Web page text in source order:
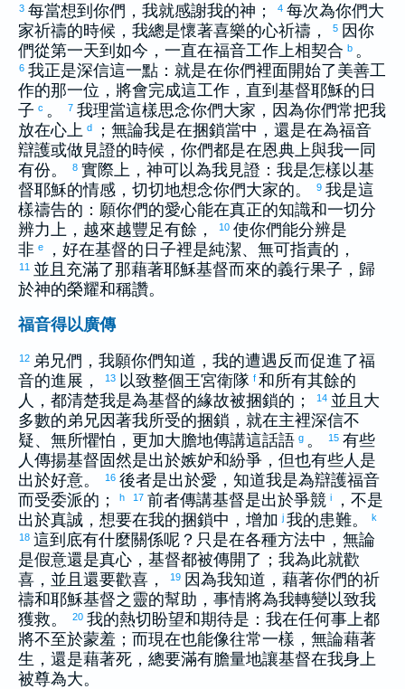
3 每當想到你們，我就感謝我的神； 4 每次為你們大
家祈禱的時候，我總是懷著喜樂的心祈禱，
5 因你
們從第一天到如今，一直在福音工作上相契合 b 。
6 我正是深信這一點：就是在你們裡面開始了美善工
作的那一位，將會完成這工作，直到基督耶穌的日
子 c 。 7 我理當這樣思念你們大家，因為你們常把我
放在心上 d
；無論我是在捆鎖當中，還是在為福音
辯護或做見證的時候，你們都是在恩典上與我一同
有份。
8 實際上，神可以為我見證：我是怎樣以基
督耶穌的情感，切切地想念你們大家的。
9 我是這
樣禱告的：願你們的愛心能在真正的知識和一切分
辨力上，越來越豐足有餘，
10 使你們能分辨是
非 e ，好在基督的日子裡是純潔、無可指責的，
11 並且充滿了那藉著耶穌基督而來的義行果子，歸
於神的榮耀和稱讚。
福音得以廣傳
12 弟兄們，我願你們知道，我的遭遇反而促進了福
音的進展，
13 以致整個王宮衛隊 f 和所有其餘的
人，都清楚我是為基督的緣故被捆鎖的；
14 並且大
多數的弟兄因著我所受的捆鎖，就在主裡深信不
疑、無所懼怕，更加大膽地傳講這話語 g 。 15 有些
人傳揚基督固然是出於嫉妒和紛爭，但也有些人是
出於好意。
16 後者是出於愛，知道我是為辯護福音
而受委派的；
h 17 前者傳講基督是出於爭競 i
，不是
出於真誠，想要在我的捆鎖中，增加 j 我的患難。
k
18 這到底有什麼關係呢？只是在各種方法中，無論
是假意還是真心，基督都被傳開了；我為此就歡
喜，並且還要歡喜，
19 因為我知道，藉著你們的祈
禱和耶穌基督之靈的幫助，事情將為我轉變以致我
獲救。
20 我的熱切盼望和期待是：我在任何事上都
將不至於蒙羞；而現在也能像往常一樣，無論藉著
生，還是藉著死，總要滿有膽量地讓基督在我身上
被尊為大。